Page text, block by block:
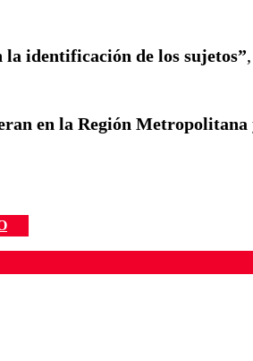
identificación de los sujetos”
en la Región Metropolitana